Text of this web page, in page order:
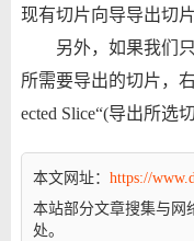
现有切片向导导出切片
另外，如果我们只
所需要导出的切片，
ected Slice“(导出所选
本文网址： https://
本站部分文章搜集与网
处。